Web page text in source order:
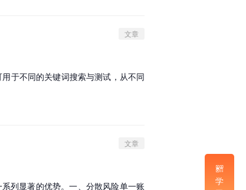
文章
于不同的关键词搜索与测试，从不同
文章
列显著的优势。一、分散风险单一账
学